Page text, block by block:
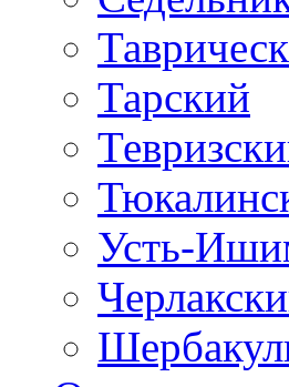
Тарский
Усть-